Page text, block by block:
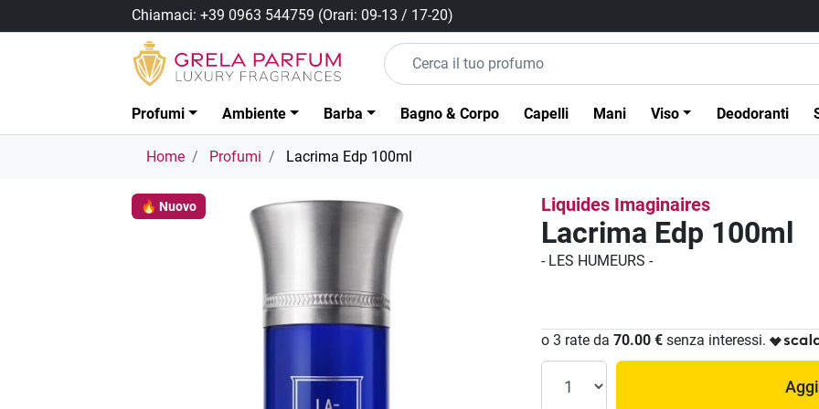
Chiamaci:+39 0963 544759 (Orari: 09-13 / 17-20)
Profumi Ambiente Barba Bagno & Corpo Capelli Mani Viso Deodoranti
Home Profumi Lacrima Edp 100ml
🔥 Nuovo Liquides Imaginaires
Lacrima Edp 100ml
- LES HUMEURS -
o 3 rate da70.00 € senza interessi.